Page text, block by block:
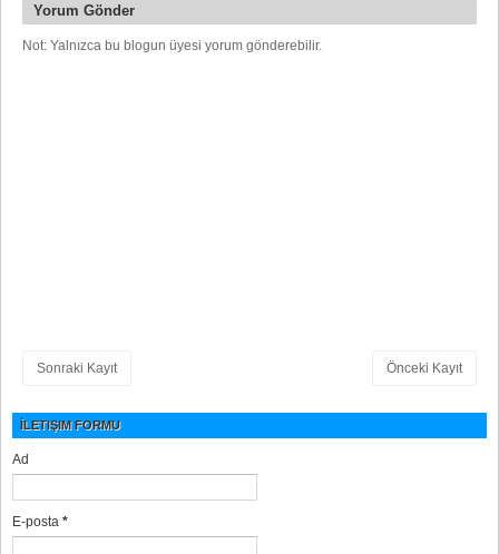
Yorum Gönder
Not: Yalnızca bu blogun üyesi yorum gönderebilir.
Sonraki Kayıt Önceki Kayıt
İLETIŞIM FORMU
Ad
E-posta*